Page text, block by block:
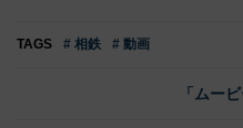
TAGS # 相鉄 # 動画
「ムー